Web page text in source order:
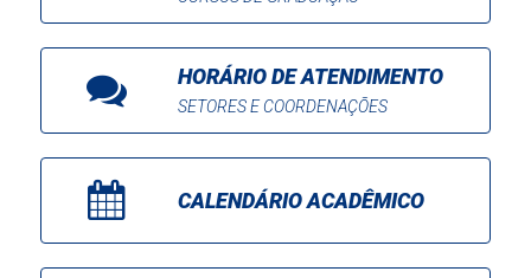
HORÁRIO DE ATENDIMENTO
SETORES E COORDENAÇÕES
CALENDÁRIO ACADÊMICO